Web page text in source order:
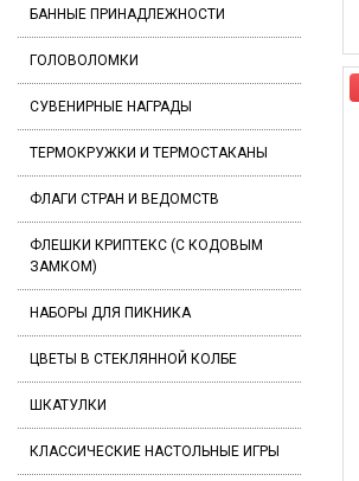
БАННЫЕ ПРИНАДЛЕЖНОСТИ
ГОЛОВОЛОМКИ
СУВЕНИРНЫЕ НАГРАДЫ
ТЕРМОКРУЖКИ И ТЕРМОСТАКАНЫ
ФЛАГИ СТРАН И ВЕДОМСТВ
ФЛЕШКИ КРИПТЕКС (С КОДОВЫМ
ЗАМКОМ)
НАБОРЫ ДЛЯ ПИКНИКА
ЦВЕТЫ В СТЕКЛЯННОЙ КОЛБЕ
ШКАТУЛКИ
КЛАССИЧЕСКИЕ НАСТОЛЬНЫЕ ИГРЫ